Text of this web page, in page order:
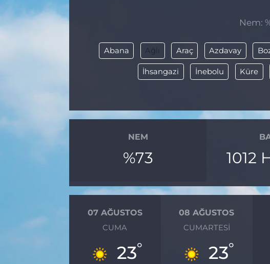
Nem:
Abana Ağlı Araç Azdavay
İhsangazi İnebolu Küre
NEM
%73 1012
07 AĞUSTOS
CUMA
23°
08 AĞUSTOS
CUMARTESI
23°
BÖLGE